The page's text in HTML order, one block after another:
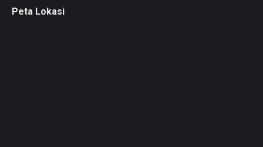
Peta Lokasi